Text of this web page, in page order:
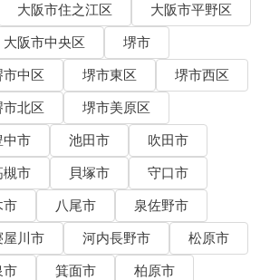
大阪市住之江区
大阪市平野区
大阪市中央区
堺市
市中区 堺市東区
堺市西区
市北区
堺市美原区
中市 池田市
吹田市
槻市 貝塚市
守口市
市 八尾市
泉佐野市
屋川市 河内長野市
松原市
市 箕面市
柏原市